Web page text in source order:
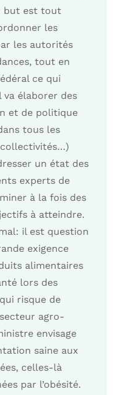
but est tout
les
les autorités
tout en
ce qui
va élaborer des
et de politique
tous les
collectivités…)
un état des
experts de
à la fois des
à atteindre.
il est question
exigence
alimentaires
lors des
risque de
agro-
envisage
saine aux
celles-là
par l’obésité.